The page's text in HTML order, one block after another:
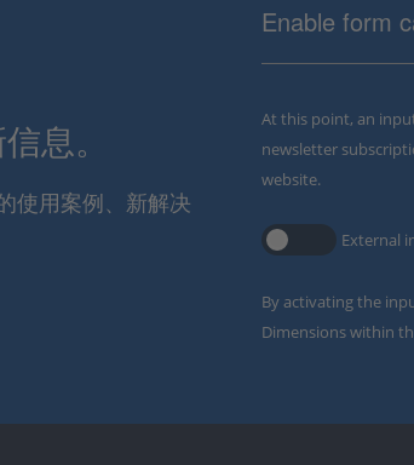
息。
使用案例、新解决
Enable form
At this point, an
newsletter
website.
External
By activating the
Dimensions within